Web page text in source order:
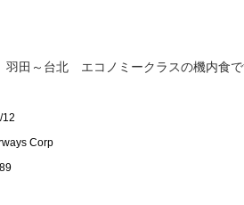
田～台北 エコノミークラスの機内食で
12
Corp